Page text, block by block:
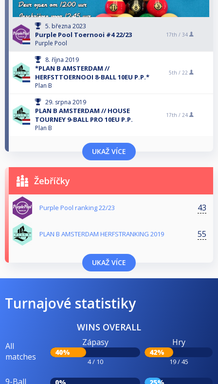
5. března 2023
Purple Pool Toernooi #4 22/23
Purple Pool
17th / 34
8. října 2019
*PLAN B AMSTERDAM //
HERFSTTOERNOOI 8-BALL 10EU P.P.*
Plan B
5th / 22
29. srpna 2019
PLAN B AMSTERDAM // HOUSE
TOURNEY 9-BALL PRO 10EU P.P.
Plan B
17th / 24
UKAŽ VÍCE
Žebříčky
Purple Pool ranking 22/23 43
PLAN B AMSTERDAM HERFSTRANKING 2019 55
UKAŽ VÍCE
Turnajové statistiky
WINS OVERALL
All
matches
Zápasy
40%
4 / 10
Hry
42%
19 / 45
9-Ball